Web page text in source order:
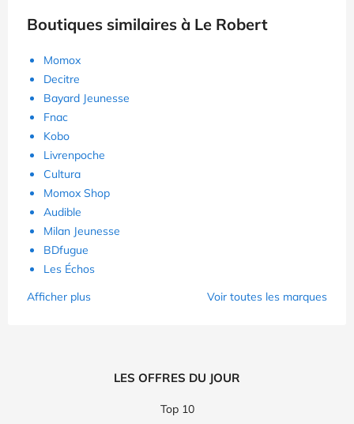
Boutiques similaires à Le Robert
Momox
Decitre
Bayard Jeunesse
Fnac
Kobo
Livrenpoche
Cultura
Momox Shop
Audible
Milan Jeunesse
BDfugue
Les Échos
Afficher plus
Voir toutes les marques
LES OFFRES DU JOUR
Top 10